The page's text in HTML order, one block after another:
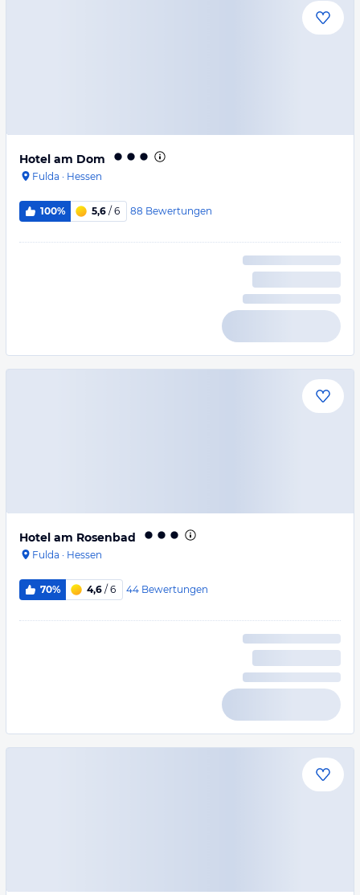
Hotel am Dom
Fulda · Hessen
100% 5,6 / 6 88 Bewertungen
Hotel am Rosenbad
Fulda · Hessen
70% 4,6 / 6 44 Bewertungen